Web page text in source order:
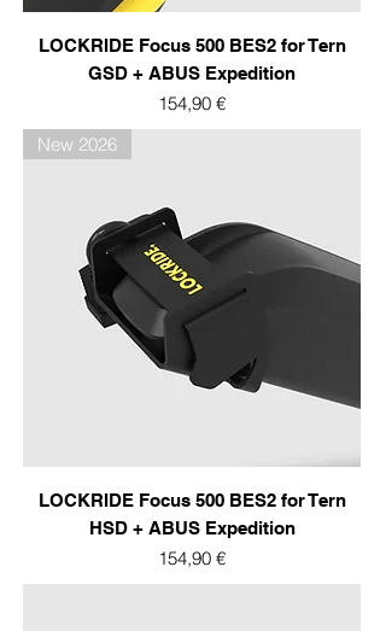
LOCKRIDE Focus 500 BES2 for Tern
GSD + ABUS Expedition
Prix
154,90 €
New 2026
LOCKRIDE Focus 500 BES2 for Tern
HSD + ABUS Expedition
Prix
154,90 €